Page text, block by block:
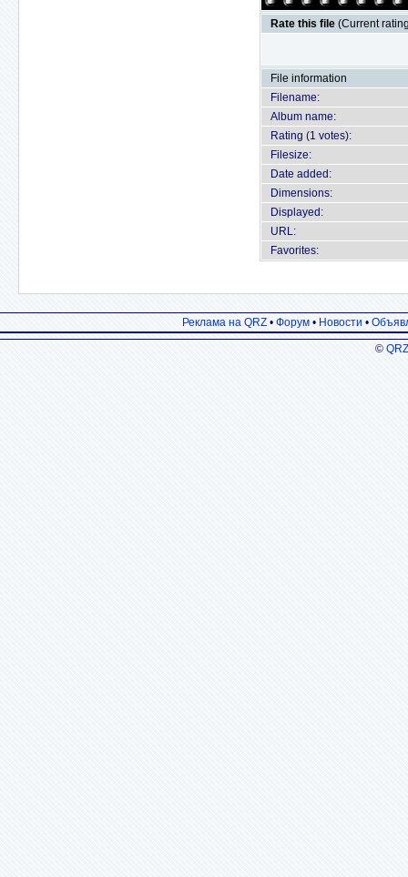
Rate this file (Current
File information
Filename:
Album name:
Rating (1 votes):
Filesize:
Date added:
Dimensions:
Displayed:
URL:
Favorites:
Реклама на QRZ • Форум • Новости •
©